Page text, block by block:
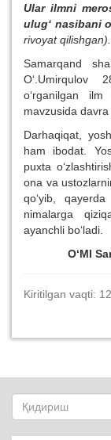
Ular ilmni
ulug‘ nasibani
rivoyat qilishgan).
Samarqand
O‘.Umirqulov
o‘rganilgan
mavzusida davra
Darhaqiqat,
ham ibodat.
puxta
ona va
qo‘yib,
nimalarga
ayanchli bo‘ladi.
O‘MI
Kiritilgan vaqti: